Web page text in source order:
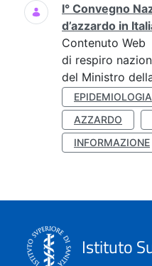
I° Convegno
d’azzardo in
Contenuto Web
di respiro
del Ministro
EPIDEMIOLOGIA
AZZARDO
INFORMAZIONE
Istituto